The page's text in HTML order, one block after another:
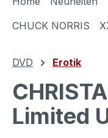
CHUCK NORRIS
DVD Erotik
Limited